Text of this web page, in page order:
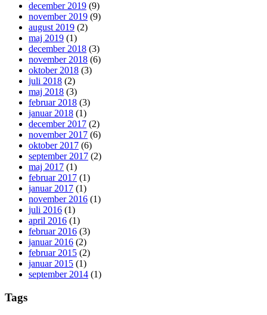
december 2019 (9)
november 2019 (9)
august 2019 (2)
maj 2019 (1)
december 2018 (3)
november 2018 (6)
oktober 2018 (3)
juli 2018 (2)
maj 2018 (3)
februar 2018 (3)
januar 2018 (1)
december 2017 (2)
november 2017 (6)
oktober 2017 (6)
september 2017 (2)
maj 2017 (1)
februar 2017 (1)
januar 2017 (1)
november 2016 (1)
juli 2016 (1)
april 2016 (1)
februar 2016 (3)
januar 2016 (2)
februar 2015 (2)
januar 2015 (1)
september 2014 (1)
Tags